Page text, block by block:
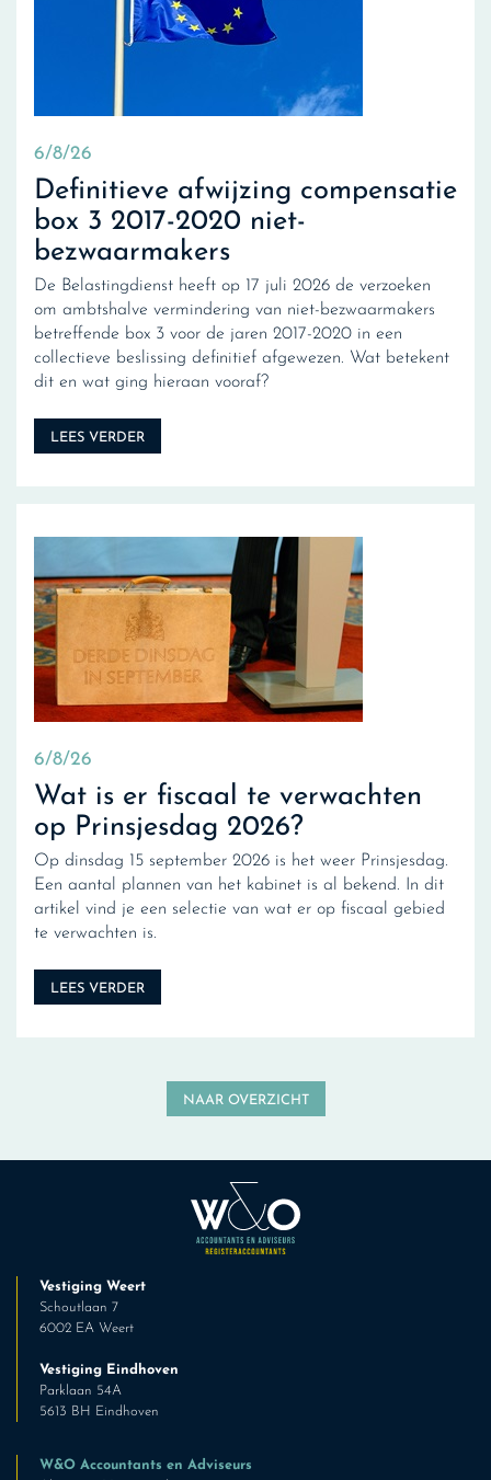
6/8/26
Definitieve afwijzing compensatie
box 3 2017-2020 niet-
bezwaarmakers
De Belastingdienst heeft op 17 juli 2026 de verzoeken
om ambtshalve vermindering van niet-bezwaarmakers
betreffende box 3 voor de jaren 2017-2020 in een
collectieve beslissing definitief afgewezen. Wat betekent
dit en wat ging hieraan vooraf?
LEES VERDER
6/8/26
Wat is er fiscaal te verwachten
op Prinsjesdag 2026?
Op dinsdag 15 september 2026 is het weer Prinsjesdag.
Een aantal plannen van het kabinet is al bekend. In dit
artikel vind je een selectie van wat er op fiscaal gebied
te verwachten is.
LEES VERDER
NAAR OVERZICHT
Vestiging Weert
Schoutlaan 7
6002 EA Weert
Vestiging Eindhoven
Parklaan 54A
5613 BH Eindhoven
W&O Accountants en Adviseurs